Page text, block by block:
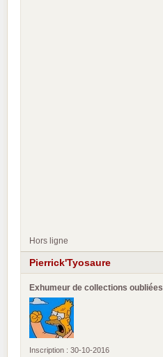
Hors ligne
Pierrick'Tyosaure
Exhumeur de collections oubliées
Inscription : 30-10-2016